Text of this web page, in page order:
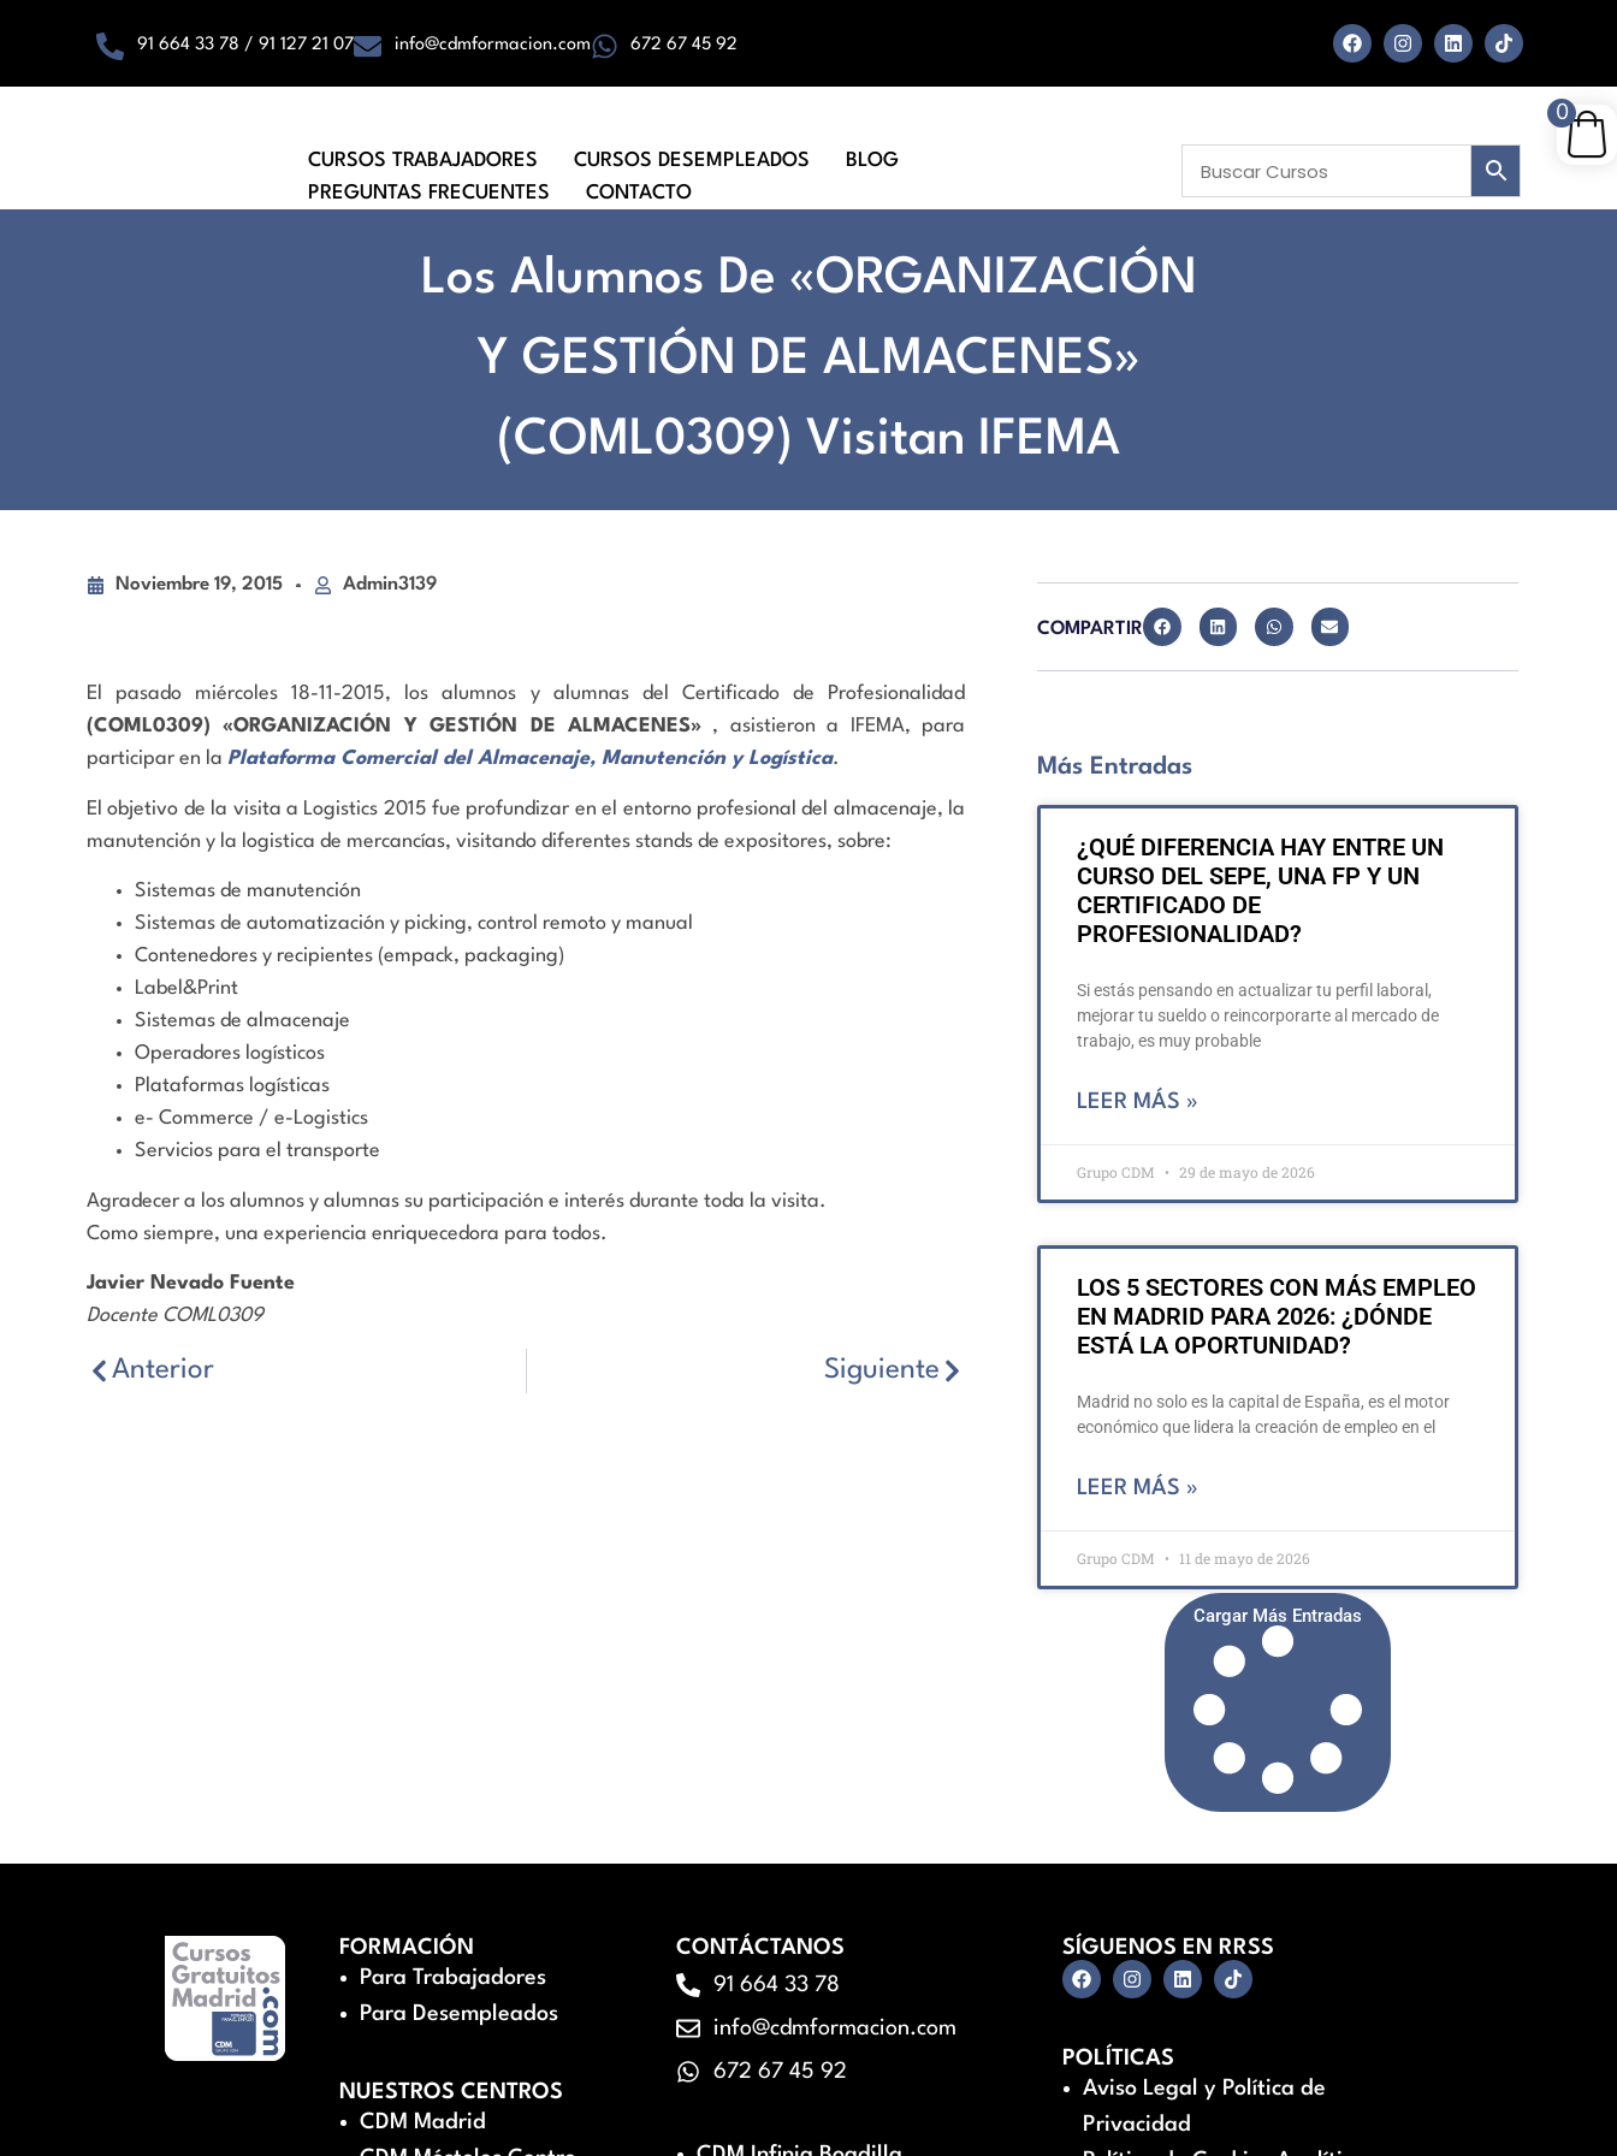
91 664 33 78 / 91 127 21 07 info@cdmformacion.com 672 67 45 92
CURSOS TRABAJADORES CURSOS DESEMPLEADOS
BLOG
PREGUNTAS FRECUENTES
CONTACTO
Los Alumnos De «ORGANIZACIÓN
Y GESTIÓN DE ALMACENES»
(COML0309) Visitan IFEMA
Noviembre 19, 2015 Admin3139
El pasado miércoles 18-11-2015, los alumnos y alumnas del Certificado de Profesionalidad
(COML0309) «ORGANIZACIÓN Y GESTIÓN DE ALMACENES» , asistieron a IFEMA, para
participar en la Plataforma Comercial del Almacenaje, Manutención y Logística.
El objetivo de la visita a Logistics 2015 fue profundizar en el entorno profesional del almacenaje, la
manutención y la logistica de mercancías, visitando diferentes stands de expositores, sobre:
Sistemas de manutención
Sistemas de automatización y picking, control remoto y manual
Contenedores y recipientes (empack, packaging)
Label&Print
Sistemas de almacenaje
Operadores logísticos
Plataformas logísticas
e- Commerce / e-Logistics
Servicios para el transporte
Agradecer a los alumnos y alumnas su participación e interés durante toda la visita.
Como siempre, una experiencia enriquecedora para todos.
Javier Nevado Fuente
Docente COML0309
Anterior Siguiente
COMPARTIR
Más Entradas
¿QUÉ DIFERENCIA HAY ENTRE UN
CURSO DEL SEPE, UNA FP Y UN
CERTIFICADO DE
PROFESIONALIDAD?
Si estás pensando en actualizar tu perfil laboral,
mejorar tu sueldo o reincorporarte al mercado de
trabajo, es muy probable
LEER MÁS »
Grupo CDM 29 de mayo de 2026
LOS 5 SECTORES CON MÁS EMPLEO
EN MADRID PARA 2026: ¿DÓNDE
ESTÁ LA OPORTUNIDAD?
Madrid no solo es la capital de España, es el motor
económico que lidera la creación de empleo en el
LEER MÁS »
Grupo CDM 11 de mayo de 2026
Cargar Más Entradas
FORMACIÓN
Para Trabajadores
Para Desempleados
NUESTROS CENTROS
CDM Madrid
CONTÁCTANOS
91 664 33 78
info@cdmformacion.com
672 67 45 92
SÍGUENOS EN RRSS
POLÍTICAS
Aviso Legal y Política de
Privacidad
0